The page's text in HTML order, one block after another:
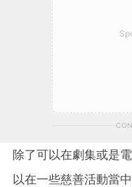
除了可以在劇集或是
以在一些慈善活動當